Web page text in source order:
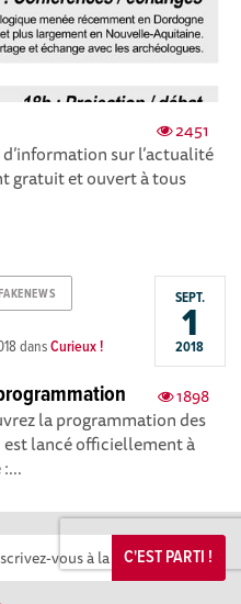
2451
sur l’actualité
gratuit et ouvert à tous
dansCurieux !
SEPT.
1
2018
1898
la programmation des
est lancé officiellement à
C'EST PARTI !